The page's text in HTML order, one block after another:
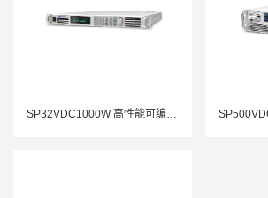
SP32VDC1000W 高性能可编程直流电源